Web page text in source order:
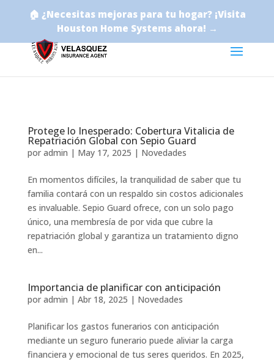
🏠 ¿Necesitas mejoras para tu hogar? ¡Visita
Houston Home Systems ahora! →
Protege lo Inesperado: Cobertura Vitalicia de
Repatriación Global con Sepio Guard
por admin | May 17, 2025 | Novedades
En momentos difíciles, la tranquilidad de saber que tu
familia contará con un respaldo sin costos adicionales
es invaluable. Sepio Guard ofrece, con un solo pago
único, una membresía de por vida que cubre la
repatriación global y garantiza un tratamiento digno
en...
Importancia de planificar con anticipación
por admin | Abr 18, 2025 | Novedades
Planificar los gastos funerarios con anticipación
mediante un seguro funerario puede aliviar la carga
financiera y emocional de tus seres queridos. En 2025,